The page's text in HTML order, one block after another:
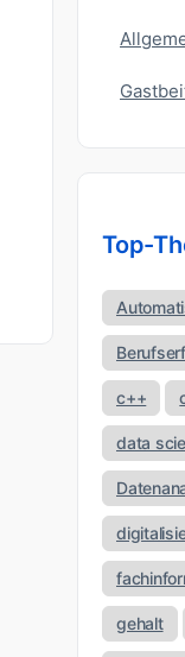
Top-
c++
data
gehalt